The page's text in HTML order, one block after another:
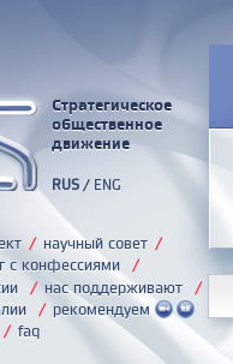
Стратегическое
общественное
движение
RUS/ ENG
/ научный совет /
с конфессиями /
/ нас поддерживают /
/ рекомендуем
/ faq